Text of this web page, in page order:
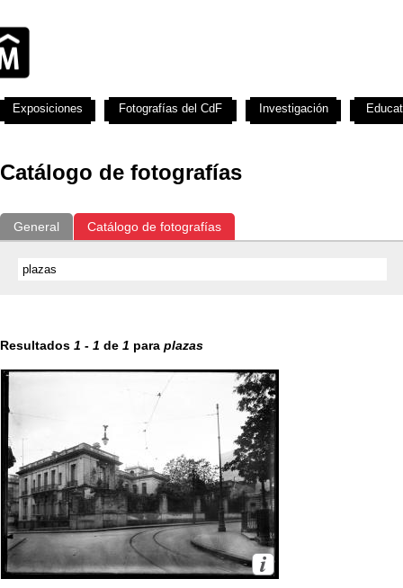
Catálogo de fotografías
General Catálogo de fotografías
Resultados 1 - 1 de 1 para plazas
Exposiciones Fotografías del CdF Investigación